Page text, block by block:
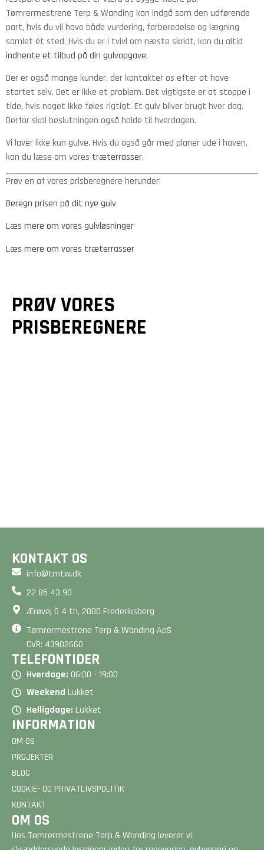
Tømrermestrene Terp & Wanding kan indgå som den udførende
part, hvis du vil have både vurdering, forberedelse og lægning
samlet ét sted. Hvis du er i tvivl om næste skridt, kan du altid
indhente et tilbud på din gulvopgave.
Der er også mange kunder, der kontakter os efter at have
startet selv. Det er ikke et problem. Det vigtigste er at stoppe i
tide, hvis noget ikke føles rigtigt. Et gulv bliver brugt hver dag.
Derfor skal beslutningen også holde til hverdagen.
Vi laver ikke kun gulve. Hvis du også går med planer ude i haven,
kan du læse om vores træterrasser.
Prøv en af vores prisberegnere herunder:
Beregn prisen på dit nye gulv
Læs mere om vores gulvløsninger
Læs mere om vores træterrasser
PRØV VORES
PRISBEREGNERE
BEREGN PRIS BEREGN PRIS
KONTAKT OS
info@tmtw.dk
22 85 43 90
Ærøvej 6 4 th, 2000 Frederiksberg
Tømrermestrene Terp & Wanding ApS
CVR: 43902660
TELEFONTIDER
Hverdage: 06:00 - 19:00
Weekend Lukket
Helligdage: Lukket
INFORMATION
OM OS
PROJEKTER
BLOG
COOKIE- OG PRIVATLIVSPOLITIK
KONTAKT
OM OS
Hos Tømrermestrene Terp & Wanding leverer vi